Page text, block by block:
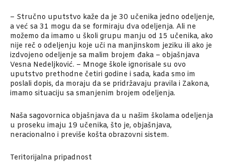
– Stručno uputstvo kaže da je 30 učenika jedno odeljenje,
a već sa 31 mogu da se formiraju dva odeljenja. Ali ne
možemo da imamo u školi grupu manju od 15 učenika, ako
nije reč o odeljenju koje uči na manjinskom jeziku ili ako je
izdvojeno odeljenje sa malim brojem đaka – objašnjava
Vesna Nedeljković. – Mnoge škole ignorisale su ovo
uputstvo prethodne četiri godine i sada, kada smo im
poslali dopis, da moraju da se pridržavaju pravila i Zakona,
imamo situaciju sa smanjenim brojem odeljenja.
Naša sagovornica objašnjava da u našim školama odeljenja
u proseku imaju 19 učenika, što je, objašnjava,
neracionalno i previše košta obrazovni sistem.
Teritorijalna pripadnost